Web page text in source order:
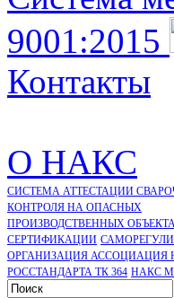
9001:2015
Контакты
О НАКС
СИСТЕМА АТТЕСТАЦИИ
КОНТРОЛЯ НА ОПАСНЫХ
ПРОИЗВОДСТВЕННЫХ
CЕРТИФИКАЦИИ
ОРГАНИЗАЦИЯ АССОЦИАЦИЯ
РОССТАНДАРТА ТК 364 НАКС